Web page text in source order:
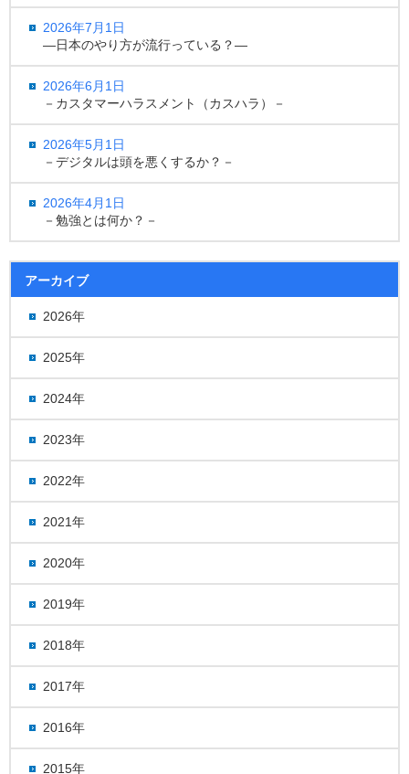
2026年7月1日
―日本のやり方が流行っている？―
2026年6月1日
－カスタマーハラスメント（カスハラ）－
2026年5月1日
－デジタルは頭を悪くするか？－
2026年4月1日
－勉強とは何か？－
アーカイブ
2026年
2025年
2024年
2023年
2022年
2021年
2020年
2019年
2018年
2017年
2016年
2015年